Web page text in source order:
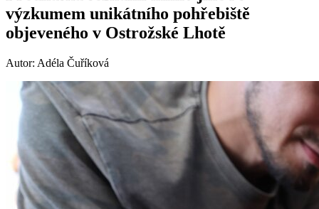
výzkumem unikátního pohřebiště
objeveného v Ostrožské Lhotě
Autor: Adéla Čuříková